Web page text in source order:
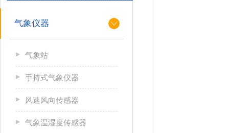
气象仪器
气象站
手持式气象仪器
风速风向传感器
气象温湿度传感器